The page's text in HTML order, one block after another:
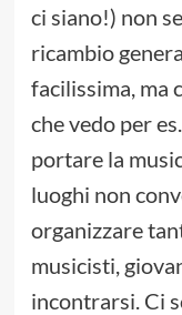
ci siano!) non
ricambio
facilissima, ma
che vedo per
portare la
luoghi non
organizzare
musicisti,
incontrarsi. Ci